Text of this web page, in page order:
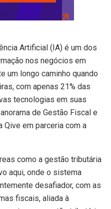
Artificial (IA) é um dos
nos negócios em
um longo caminho quando
com apenas 21% das
tecnologias em suas
de Gestão Fiscal e
Qive em parceria com a
como a gestão tributária
aqui, onde o sistema
desafiador, com as
fiscais, aliada à